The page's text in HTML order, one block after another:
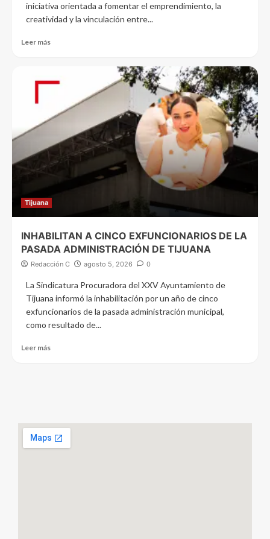
iniciativa orientada a fomentar el emprendimiento, la
creatividad y la vinculación entre...
Leer más
Tijuana
INHABILITAN A CINCO EXFUNCIONARIOS DE LA
PASADA ADMINISTRACIÓN DE TIJUANA
Redacción C agosto 5, 2026 0
La Sindicatura Procuradora del XXV Ayuntamiento de
Tijuana informó la inhabilitación por un año de cinco
exfuncionarios de la pasada administración municipal,
como resultado de...
Leer más